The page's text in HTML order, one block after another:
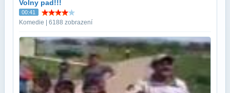
Volny pad!!!
00:41
Komedie | 6188 zobrazení